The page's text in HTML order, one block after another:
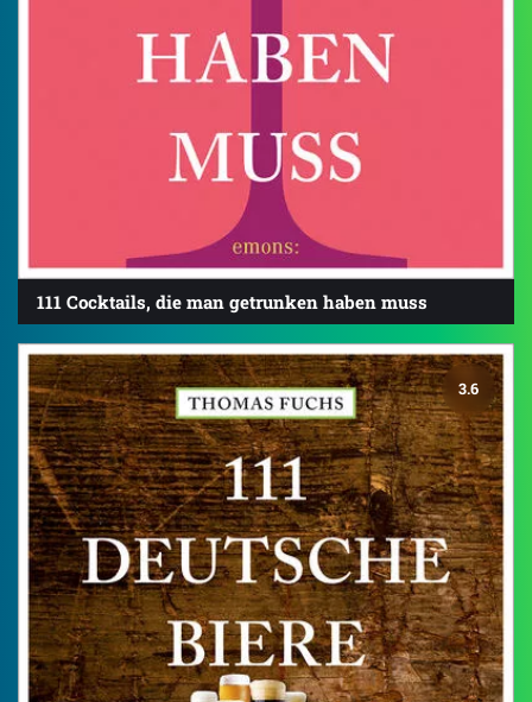
111 Cocktails, die man getrunken haben muss
3.6